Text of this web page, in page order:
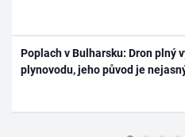
Poplach v Bulharsku: Dron plný
plynovodu, jeho původ je